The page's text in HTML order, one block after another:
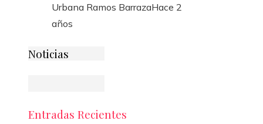
Urbana Ramos BarrazaHace 2
años
Noticias
Entradas Recientes